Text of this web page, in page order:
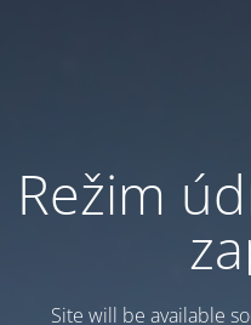
Režim
Site will be available